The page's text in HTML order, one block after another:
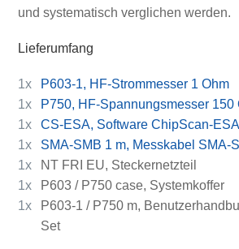
und systematisch verglichen werden.
Lieferumfang
1x
P603-1, HF-Strommesser 1 Ohm
1x
P750, HF-Spannungsmesser 150
1x
CS-ESA, Software ChipScan-
1x
SMA-SMB 1 m, Messkabel SMA-
1x
NT FRI EU, Steckernetzteil
1x
P603 / P750 case, Systemkoffer
1x
P603-1 / P750 m,
Set